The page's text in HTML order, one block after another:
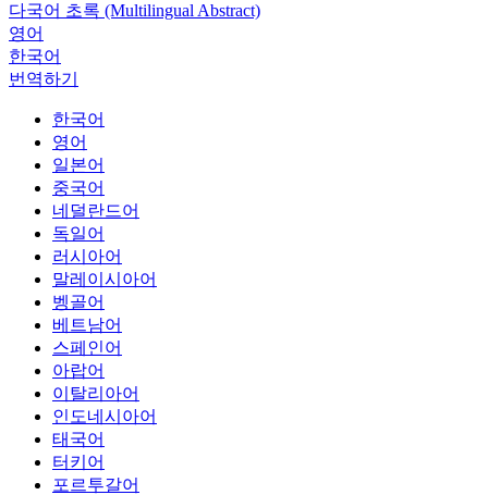
다국어 초록 (Multilingual Abstract)
영어
한국어
번역하기
한국어
영어
일본어
중국어
네덜란드어
독일어
러시아어
말레이시아어
벵골어
베트남어
스페인어
아랍어
이탈리아어
인도네시아어
태국어
터키어
포르투갈어